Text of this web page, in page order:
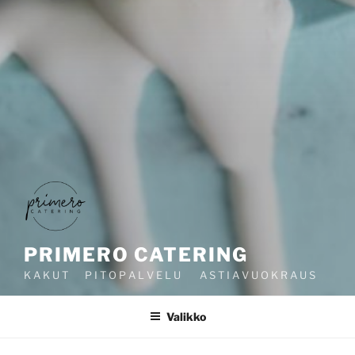
PRIMERO CATERING
K A K U T P I T O P A L V E L U A S T I A V U O K R A U S
Valikko